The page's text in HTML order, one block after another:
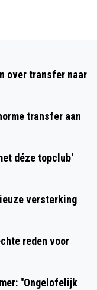
over transfer naar
transfer aan
déze topclub'
versterking
reden voor
"Ongelofelijk